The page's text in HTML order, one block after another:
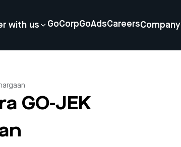
with us GoCorpGoAdsCareersCompany
GO-JEK